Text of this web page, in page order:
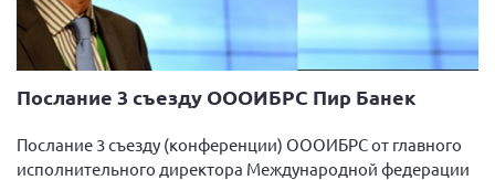
Челябинская область
Ярославская область
Послание 3 съезду ОООИБРС Пир Банек
Послание 3 съезду (конференции) ОООИБРС от главного
исполнительного директора Международной федерации